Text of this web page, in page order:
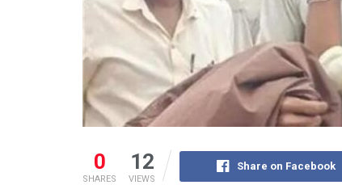
0
SHARES
12
VIEWS
Share on Facebook